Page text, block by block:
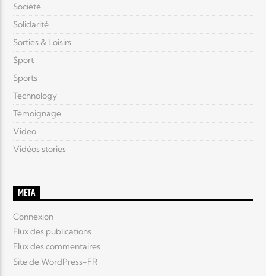
Société
Solidarité
Sorties & Loisirs
Sport
Sports
Technology
Témoignage
Video
Vidéos stories
MÉTA
Connexion
Flux des publications
Flux des commentaires
Site de WordPress-FR